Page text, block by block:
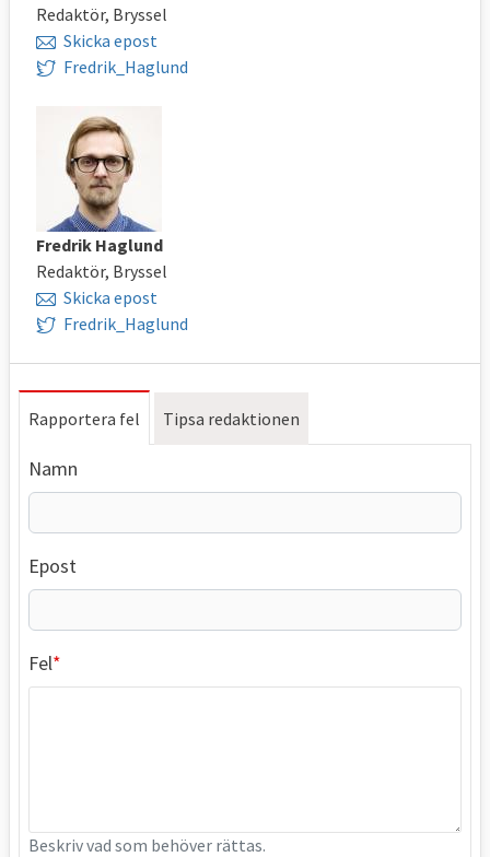
Redaktör, Bryssel
Skicka epost
Fredrik_Haglund
Fredrik Haglund
Redaktör, Bryssel
Skicka epost
Fredrik_Haglund
Rapportera fel Tipsa redaktionen
Namn
Epost
Fel
Beskriv vad som behöver rättas.